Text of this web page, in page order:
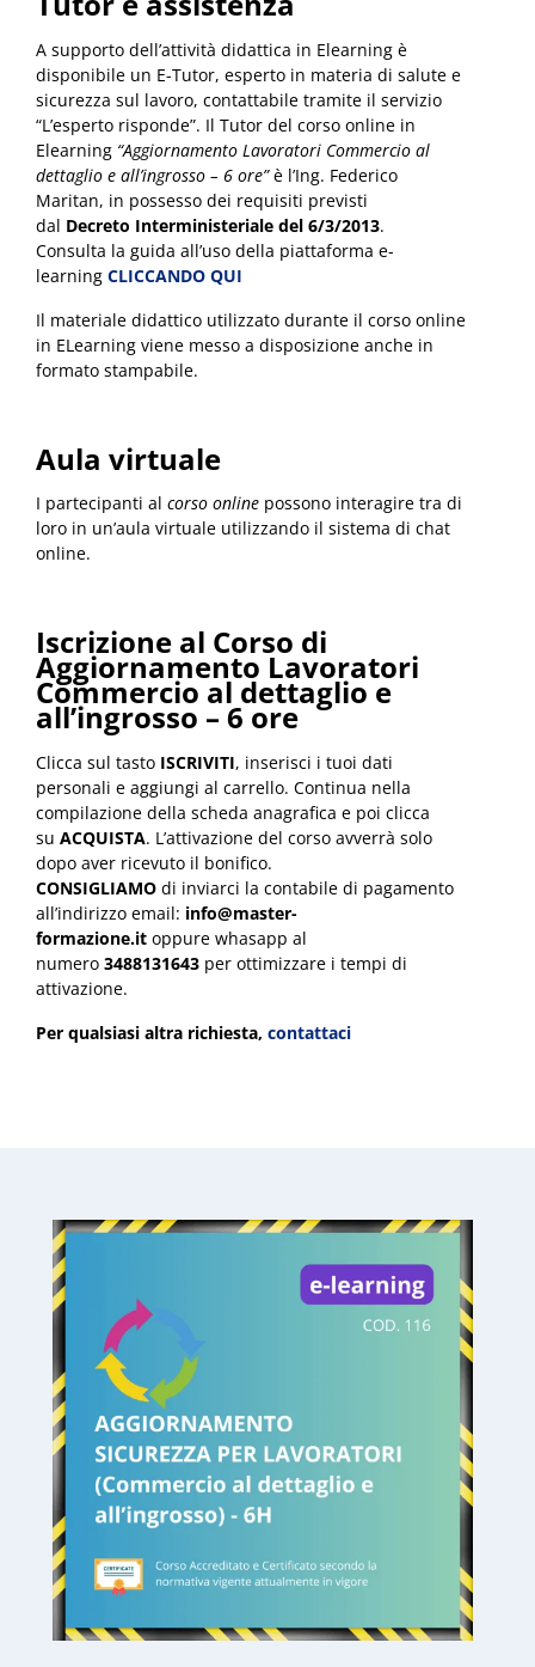
A supporto dell’attività didattica in Elearning è
disponibile un E-Tutor, esperto in materia di salute e
sicurezza sul lavoro, contattabile tramite il servizio
“L’esperto risponde”. Il Tutor del corso online in
Elearning “Aggiornamento Lavoratori Commercio al
dettaglio e all’ingrosso – 6 ore”è l’Ing. Federico
Maritan, in possesso dei requisiti previsti
dal Decreto Interministeriale del 6/3/2013.
Consulta la guida all’uso della piattaforma e-
learning CLICCANDO QUI
Il materiale didattico utilizzato durante il corso online
in ELearning viene messo a disposizione anche in
formato stampabile.
Aula virtuale
I partecipanti al corso online possono interagire tra di
loro in un’aula virtuale utilizzando il sistema di chat
online.
Iscrizione al Corso di
Aggiornamento Lavoratori
Commercio al dettaglio e
all’ingrosso – 6 ore
Clicca sul tasto ISCRIVITI, inserisci i tuoi dati
personali e aggiungi al carrello. Continua nella
compilazione della scheda anagrafica e poi clicca
su ACQUISTA. L’attivazione del corso avverrà solo
dopo aver ricevuto il bonifico.
CONSIGLIAMO di inviarci la contabile di pagamento
all’indirizzo email: info@master-
formazione.it oppure whasapp al
numero 3488131643 per ottimizzare i tempi di
attivazione.
Per qualsiasi altra richiesta, contattaci